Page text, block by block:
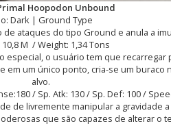
Hoopodon Unbound
Dark | Ground Type
de ataques do tipo Ground e anula a
M / Weight: 1,34 Tons
especial, o usuário tem que
um único ponto, cria-se um buraco
alvo.
/ Sp. Atk: 130 / Sp. Def: 100 /
de livremente manipular a gravidade
que são capazes de alterar o